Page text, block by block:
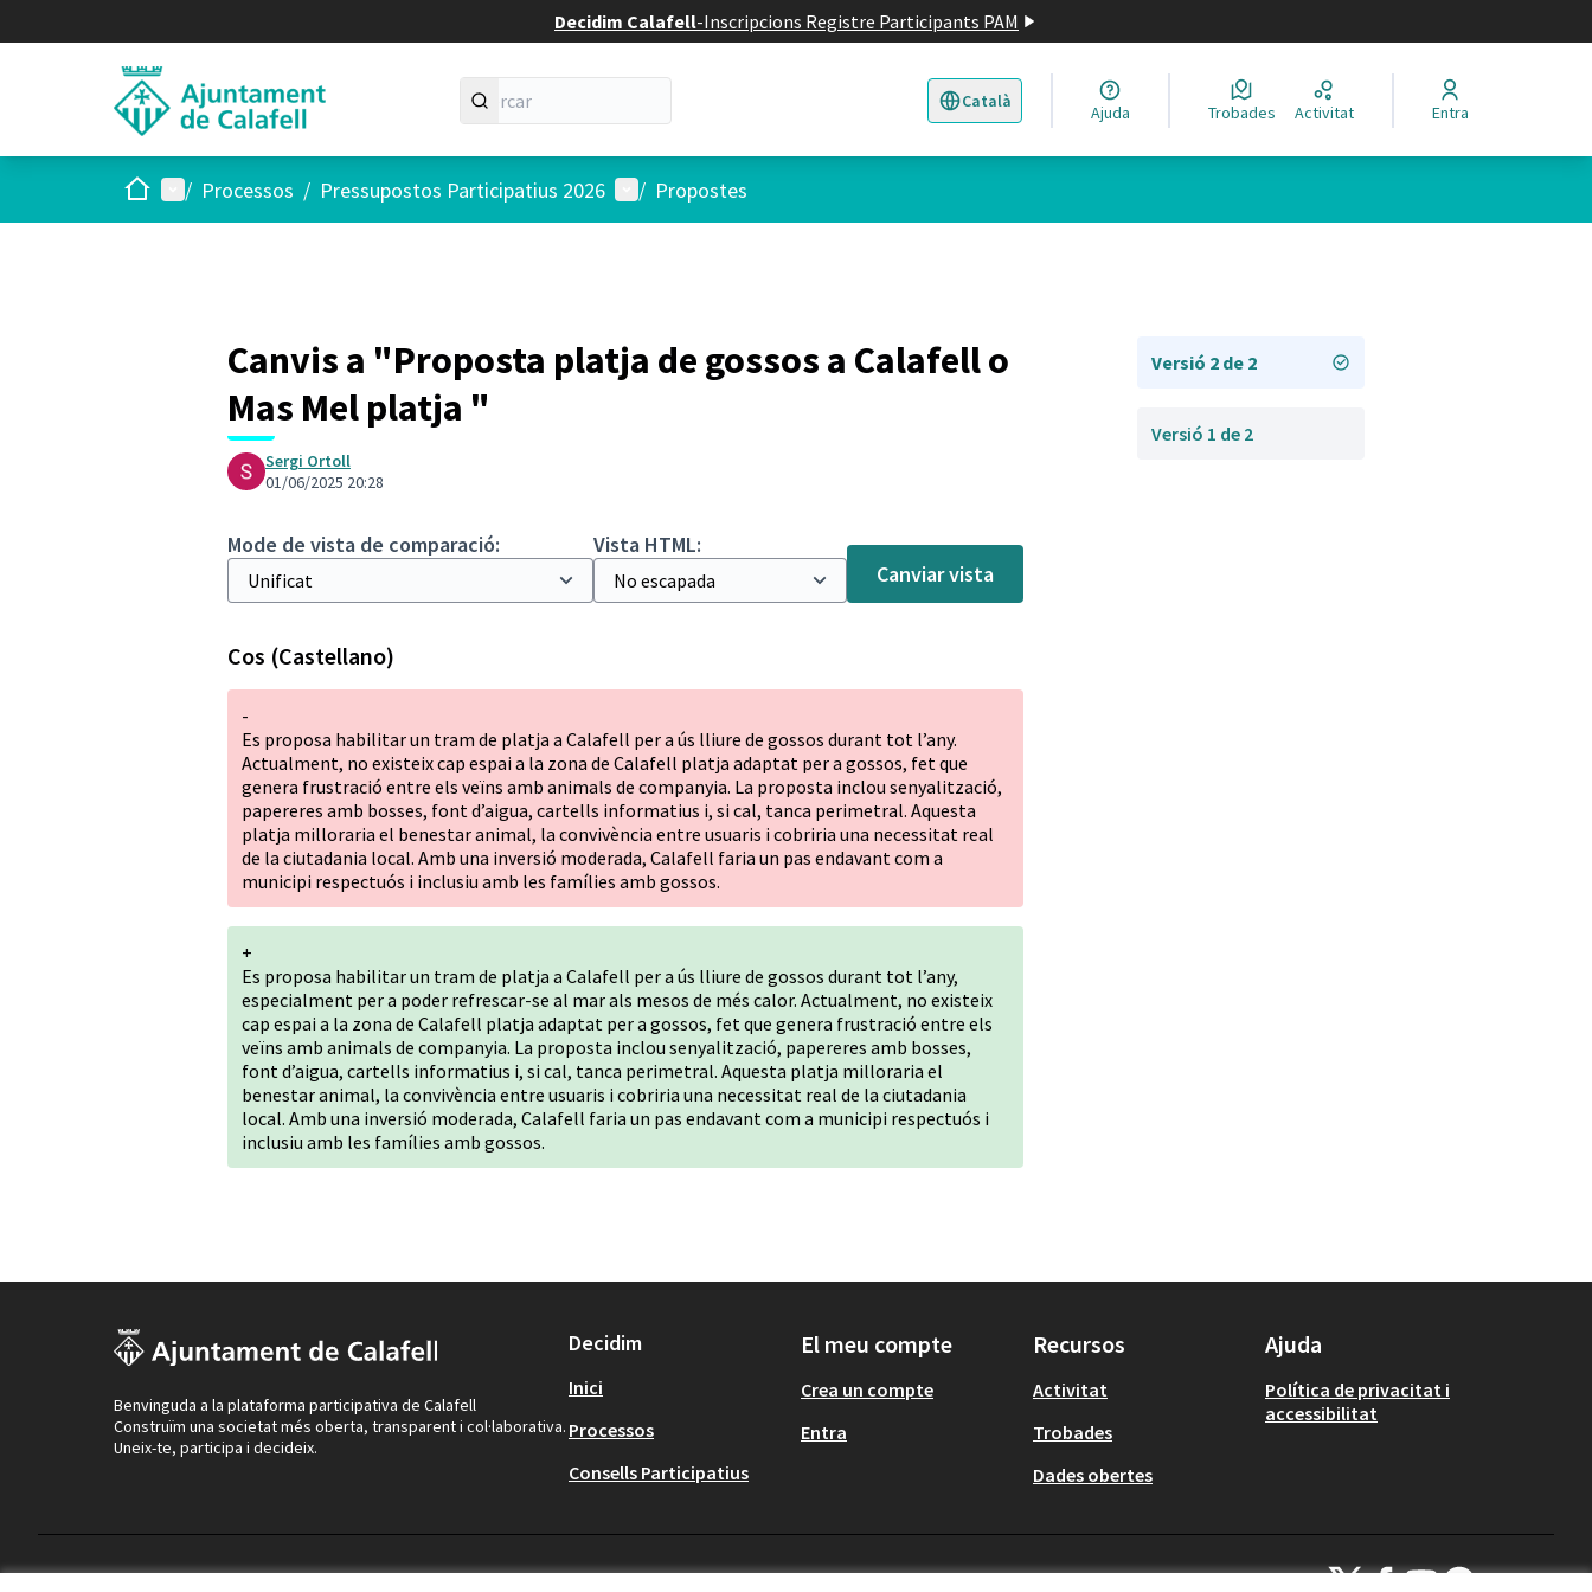
Decidim Calafell-Inscripcions Registre Participants PAM
Català
Triar la llengua Elegir el idioma
Ajuda Trobades Activitat Entra
Inici Menú principal
/ Processos / Pressupostos Participatius 2026 Menú d'usuari
/ Propostes
Canvis a "Proposta platja de gossos a Calafell o
Mas Mel platja "
Sergi Ortoll
01/06/2025 20:28
Mode de vista de comparació:
Vista HTML:
Canviar vista
Cos (Castellano)
-
Es proposa habilitar un tram de platja a Calafell per a ús lliure de gossos durant tot l’any.
Actualment, no existeix cap espai a la zona de Calafell platja adaptat per a gossos, fet que
genera frustració entre els veïns amb animals de companyia. La proposta inclou senyalització,
papereres amb bosses, font d’aigua, cartells informatius i, si cal, tanca perimetral. Aquesta
platja milloraria el benestar animal, la convivència entre usuaris i cobriria una necessitat real
de la ciutadania local. Amb una inversió moderada, Calafell faria un pas endavant com a
municipi respectuós i inclusiu amb les famílies amb gossos.
+
Es proposa habilitar un tram de platja a Calafell per a ús lliure de gossos durant tot l’any,
especialment per a poder refrescar-se al mar als mesos de més calor. Actualment, no existeix
cap espai a la zona de Calafell platja adaptat per a gossos, fet que genera frustració entre els
veïns amb animals de companyia. La proposta inclou senyalització, papereres amb bosses,
font d’aigua, cartells informatius i, si cal, tanca perimetral. Aquesta platja milloraria el
benestar animal, la convivència entre usuaris i cobriria una necessitat real de la ciutadania
local. Amb una inversió moderada, Calafell faria un pas endavant com a municipi respectuós i
inclusiu amb les famílies amb gossos.
Versió 2 de 2
Versió 1 de 2
Benvinguda a la plataforma participativa de Calafell
Construïm una societat més oberta, transparent i col·laborativa.
Uneix-te, participa i decideix.
Decidim
Inici
Processos
Consells Participatius
El meu compte
Crea un compte
Entra
Recursos
Activitat
Trobades
Dades obertes
Ajuda
Política de privacitat i
accessibilitat
Decidim Calafell a X
Decidim Calafell a Facebook
Decidim Calafell a YouTube
Decidim Calafell a